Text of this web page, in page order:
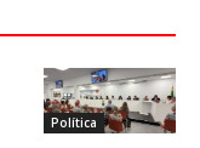
Política